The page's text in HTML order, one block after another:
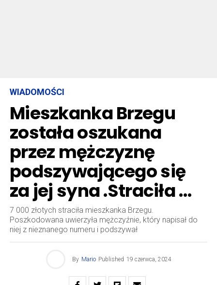
WIADOMOŚCI
Mieszkanka Brzegu
została oszukana
przez mężczyznę
podszywającego się
za jej syna .Straciła …
7 000 złotych straciła mieszkanka Brzegu.
Poszkodowana uwierzyła mężczyźnie, który napisał do
niej z nieznanego numeru i podszywał
By Mario Published 19 czerwca, 2024